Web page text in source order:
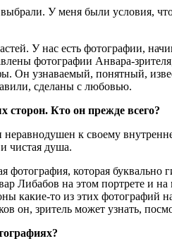
У меня были условия,
У нас есть фотографии,
фотографии Анвара-
Он узнаваемый, понятный,
сделаны с любовью.
сторон. Кто он прежде всего?
к своему
чистая душа.
фотография, которая буквально
Либабов на этом портрете и
какие-то из этих
он, зритель может узнать,